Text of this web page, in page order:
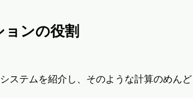
ンの役割
テムを紹介し、そのような計算のめん